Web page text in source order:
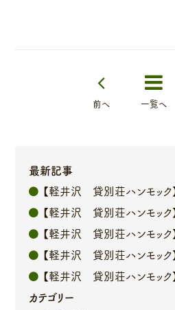
前へ 一覧へ
最新記事
【軽井沢 貸別荘ハンモック
【軽井沢 貸別荘ハンモック
【軽井沢 貸別荘ハンモック
【軽井沢 貸別荘ハンモック
【軽井沢 貸別荘ハンモック
カテゴリー